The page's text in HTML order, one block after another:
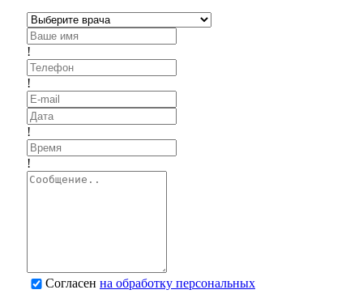
!
!
!
!
Согласен на обработку персональных